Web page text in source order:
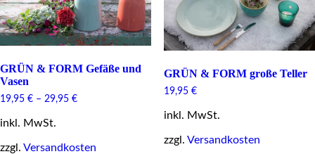
chosen
on
the
product
GRÜN & FORM Gefäße und
Vasen
19,95 € – 29,95 €
inkl. MwSt.
zzgl. Versandkosten
GRÜN & FORM große Teller
19,95 €
inkl. MwSt.
zzgl. Versandkosten